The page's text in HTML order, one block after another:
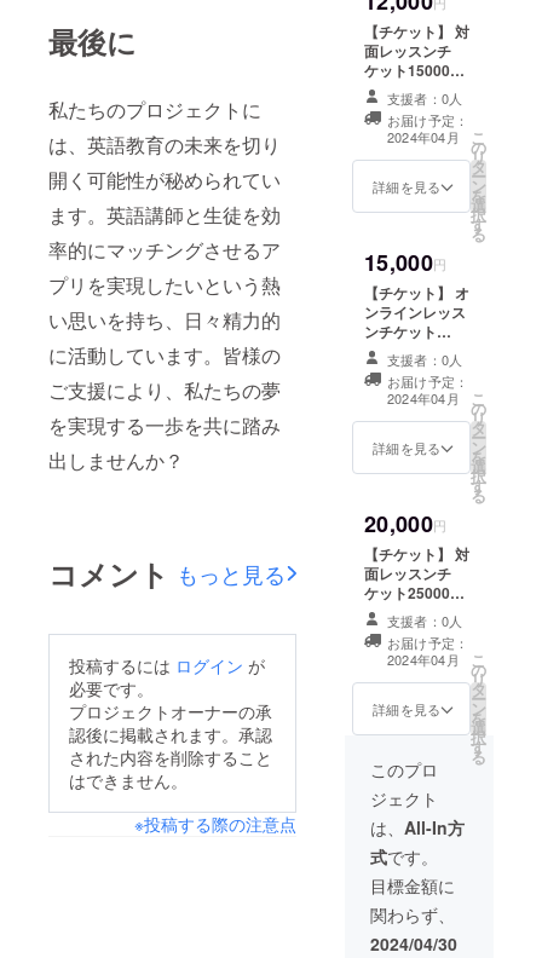
最後に
私たちのプロジェクトに
は、英語教育の未来を切り
開く可能性が秘められてい
ます。英語講師と生徒を効
率的にマッチングさせるア
プリを実現したいという熱
い思いを持ち、日々精力的
に活動しています。皆様の
ご支援により、私たちの夢
を実現する一歩を共に踏み
出しませんか？
コメント もっと見る
投稿するには ログイン が
必要です。
プロジェクトオーナーの承
認後に掲載されます。承認
された内容を削除すること
はできません。
※投稿する際の注意点
ら1週間以内にチ
ケットをお送り
いたしますの
で、スタッフに
クラウドファン
ディングで支援
をした旨をお伝
えください。 ・
有効期限は発行
日より2ヶ月とな
ります。
【チケット】 対
面レッスンチ
ケット15000円
分（60分レッス
ン×3回分） ・対
面レッスンにご
利用いただけま
す。 ・現金への
交換はできませ
いただきます。
東京都内での
レッスンとなり
ます。公共の場
所で面会いたし
ます。 ・ご支援
いただいてから1
週間以内にチ
ケットをお送り
いたしますの
で、スタッフに
クラウドファン
をした旨をお伝
えください。 ・
有効期限は発行
日より2ヶ月とな
ります。
支援者：0人
お届け予定：
2024年04月
詳細を見る
こ
の
リ
タ
ー
ン
を
選
択
す
る
15,000円
【チケット】 オ
ンラインレッス
ンチケット
20000円分（50
分レッスン×5回
分） ・オンライ
ンレッスンにご
利用いただけま
す。 ・現金への
援いただいてか
ら1週間以内にチ
ケットをお送り
いたしますの
で、スタッフに
クラウドファン
ディングで支援
をした旨をお伝
えください。 ・
有効期限は発行
日より2ヶ月とな
ります。
支援者：0人
お届け予定：
2024年04月
詳細を見る
こ
の
リ
タ
ー
ン
を
選
択
す
る
20,000円
【チケット】 対
面レッスンチ
ケット25000円
分（60分レッス
ン×5回分） ・対
面レッスンにご
利用いただけま
す。 ・現金への
交換はできませ
交通費をご負担
東京都内での
レッスンとなり
ます。公共の場
所で面会いたし
ます。 ・ご支援
いただいてから1
週間以内にチ
ケットをお送り
支援者：0人
お届け予定：
2024年04月
詳細を見る
こ
の
リ
タ
ー
ン
を
選
択
す
る
このプロ
ジェクト
は、 All-In方
式です。
目標金額に
関わらず、
2024/04/30